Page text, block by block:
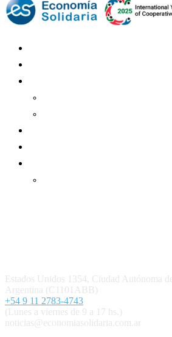
Estados Unidos 1354, Ciudad Autónoma
Argentina (C1101ABB)
+54 9 11 2783-4743
(Lunes a viernes de 9 a 17 hs.)
noticias@economiasolidaria.com.ar